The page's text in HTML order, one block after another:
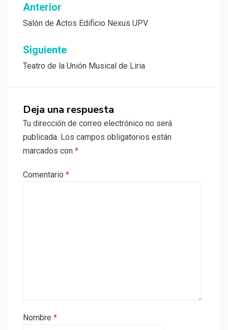
Navegación
de
entradas
Anterior
Salón de Actos Edificio Nexus UPV
Siguiente
Teatro de la Unión Musical de Liria
Deja una respuesta
Tu dirección de correo electrónico no será
publicada. Los campos obligatorios están
marcados con *
Comentario *
Nombre *